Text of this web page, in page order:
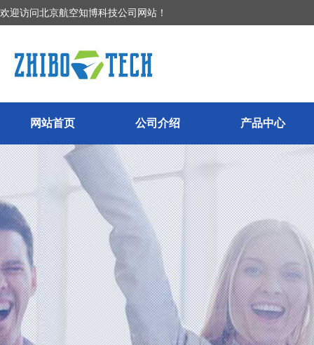
欢迎访问北京航空知博科技公司网站！
网站首页 公司介绍 产品中心